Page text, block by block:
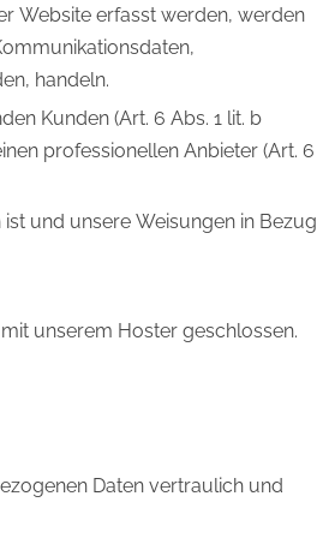
Website erfasst werden, werden
handeln.
Kunden (Art. 6 Abs. 1 lit. b
professionellen Anbieter (Art. 6
und unsere Weisungen in Bezug
unserem Hoster geschlossen.
Daten vertraulich und